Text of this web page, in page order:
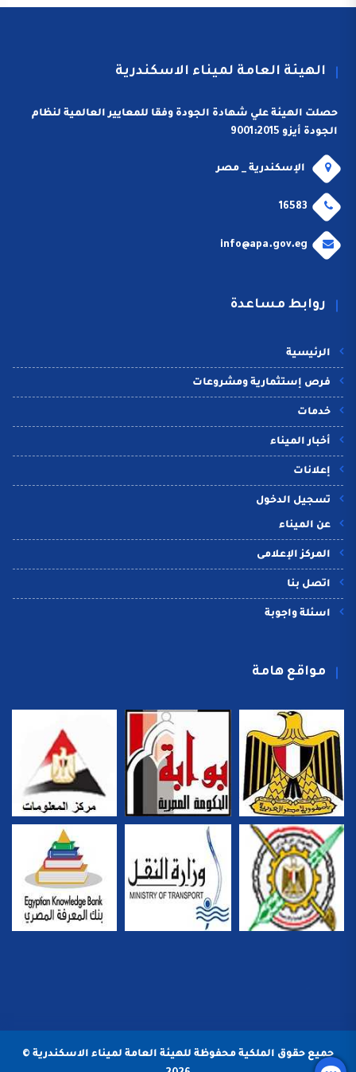
الهيئة العامة لميناء الاسكندرية
حصلت الهيئة علي شهادة الجودة وفقا للمعايير العالمية لنظام
الجودة أيزو 9001:2015
الإسكندرية _ مصر
16583
info@apa.gov.eg
روابط مساعدة
الرئيسية
فرص إستثمارية ومشروعات
خدمات
أخبار الميناء
إعلانات
تسجيل الدخول
عن الميناء
المركز الإعلامى
اتصل بنا
اسئلة واجوبة
مواقع هامة
جميع حقوق الملكية محفوظة للهيئة العامة لميناء الاسكندرية ©